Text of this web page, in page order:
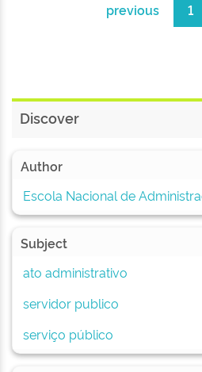
previous 1
Discover
Author
Escola Nacional de
Subject
ato administrativo
servidor publico
serviço público